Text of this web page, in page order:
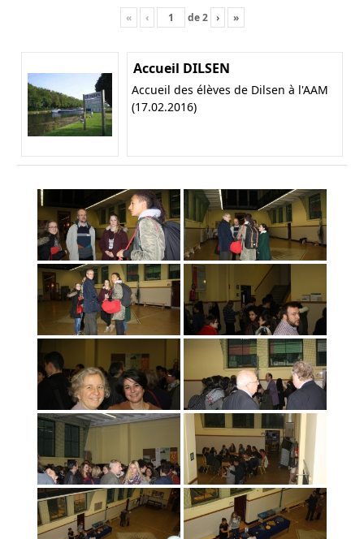
« ‹ de2 › »
Accueil DILSEN
Accueil des élèves de Dilsen à l'AAM
(17.02.2016)